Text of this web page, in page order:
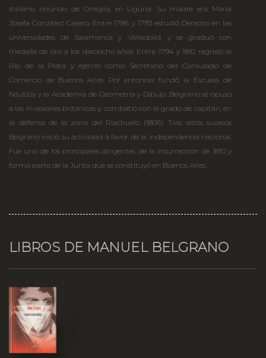
italiano, oriundo de Oneglia, en Liguria. Su madre era María
Josefa González Casero. Entre 1786 y 1793 estudió Derecho en las
universidades de Salamanca y Valladolid, y se graduó con
medalla de oro a los dieciocho años. Entre 1794 y 1810 regresó al
Río de la Plata y ejerció como Secretario del Consulado de
Comercio de Buenos Aires. Por entonces fundó la Escuela de
Náutica y la Academia de Geometría y Dibujo. Belgrano se opuso
a las invasiones británicas y combatió con el grado de capitán, en
la defensa de la zona del Riachuelo (1806). Tras estos sucesos
Belgrano inició su actividad a favor de la independencia nacional.
Fue uno de los principales dirigentes de la insurrección de 1810 y
formó parte de la Junta que se constituyó en Buenos Aires.
LIBROS DE MANUEL BELGRANO